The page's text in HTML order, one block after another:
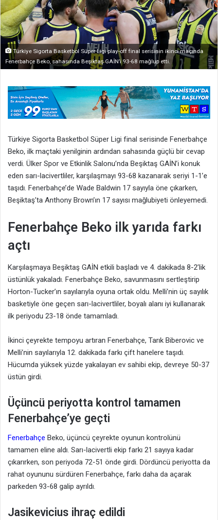
Türkiye Sigorta Basketbol Süper Ligi play-off final serisinin ikinci maçında
Fenerbahçe Beko, sahasında Beşiktaş GAİN’i 93-68 mağlup etti.
Türkiye Sigorta Basketbol Süper Ligi final serisinde Fenerbahçe
Beko, ilk maçtaki yenilginin ardından sahasında güçlü bir cevap
verdi. Ülker Spor ve Etkinlik Salonu’nda Beşiktaş GAİN’i konuk
eden sarı-lacivertliler, karşılaşmayı 93-68 kazanarak seriyi 1-1’e
taşıdı. Fenerbahçe’de Wade Baldwin 17 sayıyla öne çıkarken,
Beşiktaş’ta Anthony Brown’ın 17 sayısı mağlubiyeti önleyemedi.
Fenerbahçe Beko ilk yarıda farkı
açtı
Karşılaşmaya Beşiktaş GAİN etkili başladı ve 4. dakikada 8-2’lik
üstünlük yakaladı. Fenerbahçe Beko, savunmasını sertleştirip
Horton-Tucker’ın sayılarıyla oyuna ortak oldu. Melli’nin üç sayılık
basketiyle öne geçen sarı-lacivertliler, boyalı alanı iyi kullanarak
ilk periyodu 23-18 önde tamamladı.
İkinci çeyrekte tempoyu artıran Fenerbahçe, Tarık Biberovic ve
Melli’nin sayılarıyla 12. dakikada farkı çift hanelere taşıdı.
Hücumda yüksek yüzde yakalayan ev sahibi ekip, devreye 50-37
üstün girdi.
Üçüncü periyotta kontrol tamamen
Fenerbahçe’ye geçti
Fenerbahçe Beko, üçüncü çeyrekte oyunun kontrolünü
tamamen eline aldı. Sarı-lacivertli ekip farkı 21 sayıya kadar
çıkarırken, son periyoda 72-51 önde girdi. Dördüncü periyotta da
rahat oyununu sürdüren Fenerbahçe, farkı daha da açarak
parkeden 93-68 galip ayrıldı.
Jasikevicius ihraç edildi